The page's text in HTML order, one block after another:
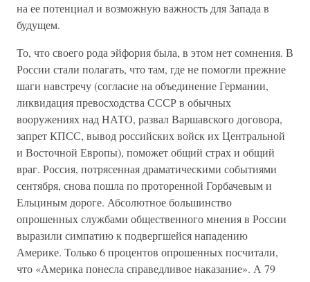
на ее потенциал и возможную важность для Запада в
будущем.
То, что своего рода эйфория была, в этом нет сомнения. В
России стали полагать, что там, где не помогли прежние
шаги навстречу (согласие на объединение Германии,
ликвидация превосходства СССР в обычных
вооружениях над НАТО, развал Варшавского договора,
запрет КПСС, вывод российских войск их Центральной
и Восточной Европы), поможет общий страх и общий
враг. Россия, потрясенная драматическими событиями
сентября, снова пошла по проторенной Горбачевым и
Ельциным дороге. Абсолютное большинство
опрошенных службами общественного мнения в России
выразили симпатию к подвергшейся нападению
Америке. Только 6 процентов опрошенных посчитали,
что «Америка понесла справедливое наказание». А 79